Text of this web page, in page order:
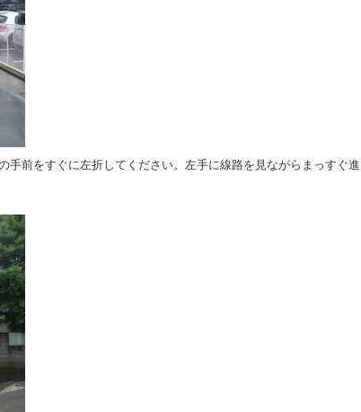
手前をすぐに左折してください。左手に線路を見ながらまっすぐ進